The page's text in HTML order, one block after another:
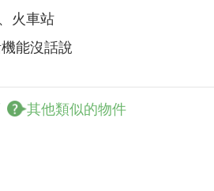
火車站
能沒話說
其他類似的物件